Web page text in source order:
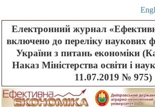
Електронний журнал
включено до переліку наукових
України з питань економіки
Наказ Міністерства освіти і
11.07.2019 № 975)